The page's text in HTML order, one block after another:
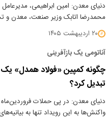
دنیای معدن: امین ابراهیمی،
محمدرضا اتابک وزیر صنعت، معدن
۲۰ اردیبهشت ۱۴۰۵
آناتومی یک بازآفرینی
چگونه کمپین «فولاد همدل»
تبدیل کرد؟
دنیای معدن: در پی حملات فروردین‌ماه
واکنش‌ها به این رویداد تنها به